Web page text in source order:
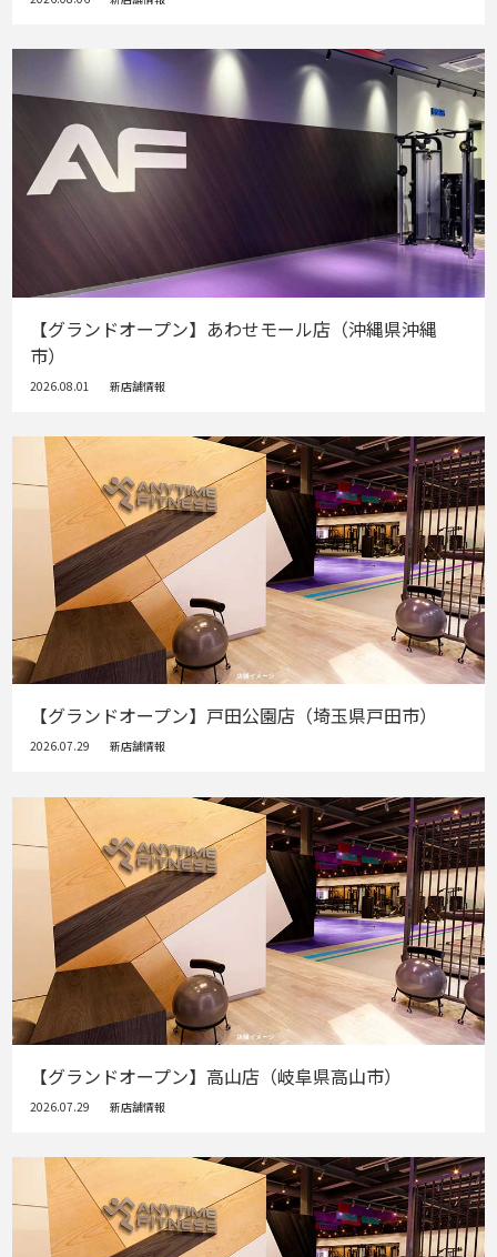
【グランドオープン】あわせモール店（沖縄県沖縄
市）
2026.08.01 新店舗情報
【グランドオープン】戸田公園店（埼玉県戸田市）
2026.07.29 新店舗情報
【グランドオープン】高山店（岐阜県高山市）
2026.07.29 新店舗情報